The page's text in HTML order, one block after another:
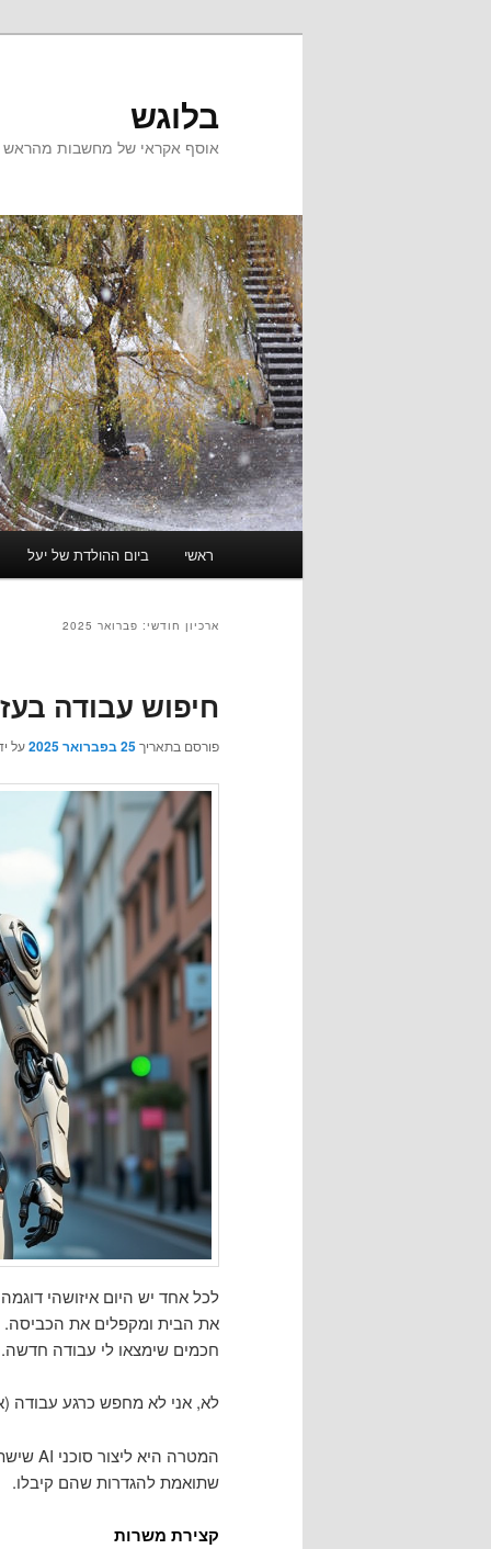
בלוגש
אוסף אקראי של מחשבות מהראש
ראשי ביום ההולדת של יעל
ארכיון חודשי: פברואר 2025
חיפוש עבודה
פורסם בתאריך25 בפברואר 2025 על
את הבית ומקפלים את הכביסה.
חכמים שימצאו לי עבודה חדשה.
לא, אני לא מחפש כרגע עבודה
שתואמת להגדרות שהם קיבלו.
קצירת משרות